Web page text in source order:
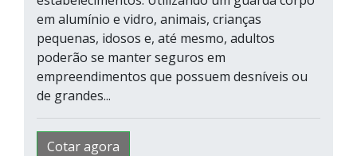
em alumínio e vidro, animais, crianças
pequenas, idosos e, até mesmo, adultos
poderão se manter seguros em
empreendimentos que possuem desníveis ou
de grandes...
Cotar agora